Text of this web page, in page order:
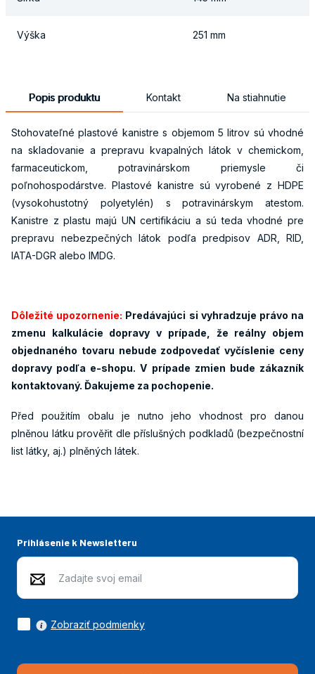
Výška 251 mm
Popis produktu Kontakt Na stiahnutie
Stohovateľné plastové kanistre s objemom 5 litrov sú vhodné
na skladovanie a prepravu kvapalných látok v chemickom,
farmaceutickom, potravinárskom priemysle či
poľnohospodárstve. Plastové kanistre sú vyrobené z HDPE
(vysokohustotný polyetylén) s potravinárskym atestom.
Kanistre z plastu majú UN certifikáciu a sú teda vhodné pre
prepravu nebezpečných látok podľa predpisov ADR, RID,
IATA-DGR alebo IMDG.
Dôležité upozornenie: Predávajúci si vyhradzuje právo na
zmenu kalkulácie dopravy v prípade, že reálny objem
objednaného tovaru nebude zodpovedať vyčíslenie ceny
dopravy podľa e-shopu. V prípade zmien bude zákazník
kontaktovaný. Ďakujeme za pochopenie.
Před použitím obalu je nutno jeho vhodnost pro danou
plněnou látku prověřit dle příslušných podkladů (bezpečnostní
list látky, aj.) plněných látek.
Prihlásenie k Newsletteru
Zobraziť podmienky